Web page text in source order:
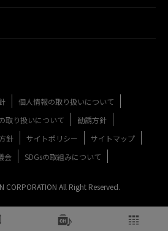
個人情報の取り扱いについて
取り扱いについて
勧誘方針
針
サイトポリシー
サイトマップ
会
SDGsの取組みについて
All Right Reserved.